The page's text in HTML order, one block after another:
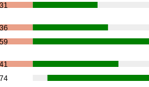
31
36
59
41
74